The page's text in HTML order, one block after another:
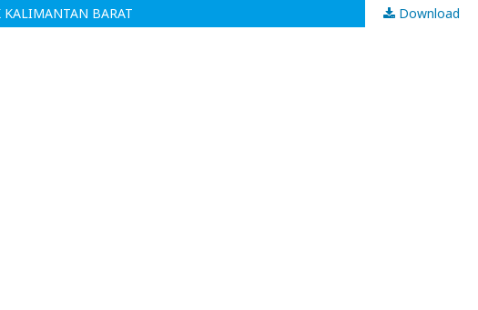
KALIMANTAN BARAT Download